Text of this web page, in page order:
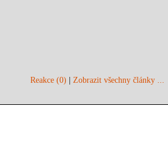
Reakce (0) Zobrazit všechny články ...